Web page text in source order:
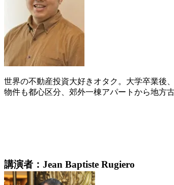
世界の不動産投資大好きオタク。大学卒業後
物件も都心区分、郊外一棟アパートから地方
講演者 ：Jean Baptiste Rugiero